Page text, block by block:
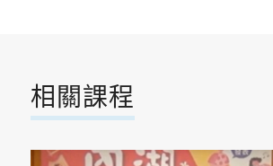
相關課程